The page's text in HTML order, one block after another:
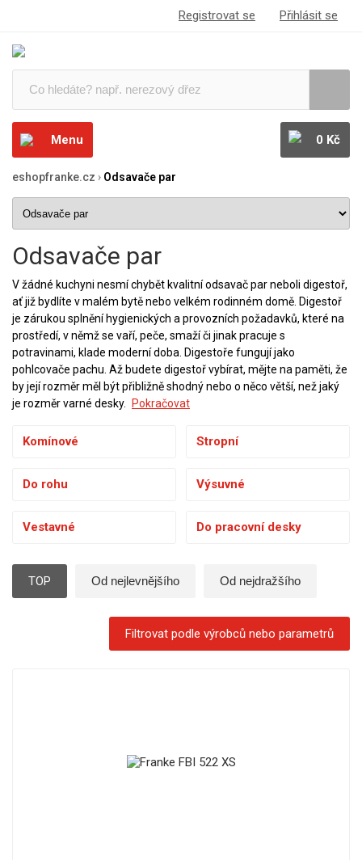
Registrovat se Přihlásit se
Menu 0 Kč
eshopfranke.cz › Odsavače par
Odsavače par
V žádné kuchyni nesmí chybět kvalitní odsavač par neboli digestoř,
ať již bydlíte v malém bytě nebo velkém rodinném domě. Digestoř
je zárukou splnění hygienických a provozních požadavků, které na
prostředí, v němž se vaří, peče, smaží či jinak pracuje s
potravinami, klade moderní doba. Digestoře fungují jako
pohlcovače pachu. Až budete digestoř vybírat, mějte na paměti, že
by její rozměr měl být přibližně shodný nebo o něco větší, než jaký
je rozměr varné desky.
Pokračovat
Komínové Stropní
Do rohu Výsuvné
Vestavné Do pracovní desky
TOP Od nejlevnějšího Od nejdražšího
Filtrovat podle výrobců nebo parametrů